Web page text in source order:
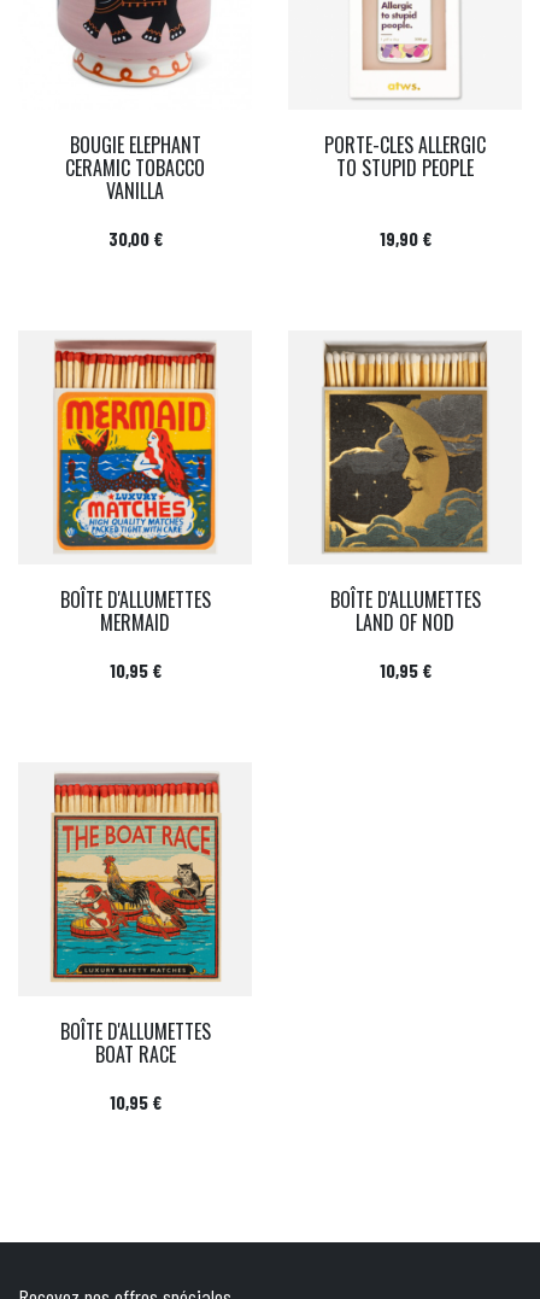
BOUGIE ELEPHANT
CERAMIC TOBACCO
VANILLA
Prix
30,00 €
PORTE-CLES ALLERGIC
TO STUPID PEOPLE
Prix
19,90 €
BOÎTE D'ALLUMETTES
MERMAID
Prix
10,95 €
BOÎTE D'ALLUMETTES
LAND OF NOD
Prix
10,95 €
BOÎTE D'ALLUMETTES
BOAT RACE
Prix
10,95 €